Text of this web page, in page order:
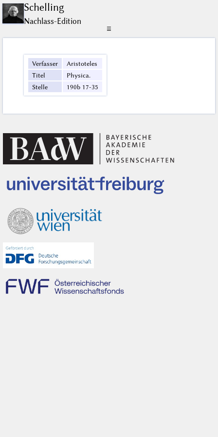
Schelling
Nachlass-Edition
☰
Verfasser
Aristoteles
Titel
Physica.
Stelle
190b 17-35